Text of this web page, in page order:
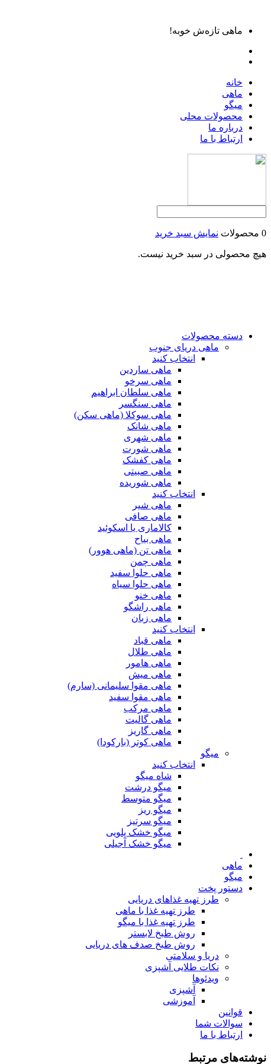
ماهی تازه‌ش خوبه!
خانه
ماهی
میگو
محصولات محلی
درباره ما
ارتباط با ما
0 محصولات نمایش سبد خرید
هیچ محصولی در سبد خرید نیست.
دسته محصولات
ماهی دریای جنوب
انتخاب کنید
ماهی ساردین
ماهی سرخو
ماهی سلطان ابراهیم
ماهی سنگسر
ماهی سوکلا (ماهی سکن)
ماهی شانک
ماهی شهری
ماهی شورت
ماهی کفشک
ماهی صبیتی
ماهی شوریده
انتخاب کنید
ماهی شیر
ماهی صافی
کالاماری یا اسکوئید
ماهی بیاح
ماهی تن (ماهی هوور)
ماهی چمن
ماهی حلوا سفید
ماهی حلوا سیاه
ماهی خنو
ماهی راشگو
ماهی زبان
انتخاب کنید
ماهی قباد
ماهی طلال
ماهی هامور
ماهی میش
ماهی مقوا سلیمانی (سارم)
ماهی مقوا سفید
ماهی مرکب
ماهی گالیت
ماهی گاریز
ماهی کوتر (بارکودا)
میگو
انتخاب کنید
شاه میگو
میگو درشت
میگو متوسط
میگو ریز
میگو سرتیز
میگو خشک پلویی
میگو خشک آجیلی
ماهی
میگو
دستور پخت
طرز تهیه غذاهای دریایی
طرز تهیه غذا با ماهی
طرز تهیه غذا با میگو
روش طبخ لابستر
روش طبخ صدف های دریایی
دریا و سلامتی
نکات طلایی آشپزی
ویدئوها
آشپزی
آموزشی
قوانین
سوالات شما
ارتباط با ما
نوشته‌های مرتبط